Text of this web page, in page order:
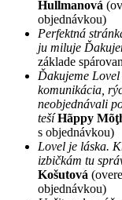
Hullmanová
objednávkou)
Perfektná
ju miluje
základe
Ďakujeme
komunikácia,
neobjednávali
tešíHãppy
s objednávkou)
Lovel je láska.
izbičkám tu
Košutová
objednávkou)